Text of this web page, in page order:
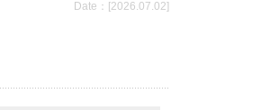
Date：[2026.07.02]